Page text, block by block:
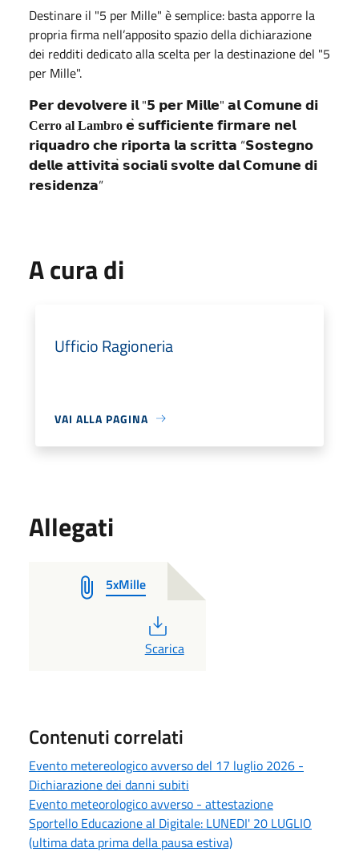
Destinare il "5 per Mille" è semplice: basta apporre la
propria firma nell’apposito spazio della dichiarazione
dei redditi dedicato alla scelta per la destinazione del "5
per Mille".
𝗣𝗲𝗿 𝗱𝗲𝘃𝗼𝗹𝘃𝗲𝗿𝗲 𝗶𝗹"𝟱 𝗽𝗲𝗿 𝗠𝗶𝗹𝗹𝗲" 𝗮𝗹 𝗖𝗼𝗺𝘂𝗻𝗲 𝗱𝗶
Cerro al Lambro 𝗲 𝘀𝘂𝗳𝗳𝗶𝗰𝗶𝗲𝗻𝘁𝗲 𝗳𝗶𝗿𝗺𝗮𝗿𝗲 𝗻𝗲𝗹
𝗿𝗶𝗾𝘂𝗮𝗱𝗿𝗼 𝗰𝗵𝗲 𝗿𝗶𝗽𝗼𝗿𝘁𝗮 𝗹𝗮 𝘀𝗰𝗿𝗶𝘁𝘁𝗮 “𝗦𝗼𝘀𝘁𝗲𝗴𝗻𝗼
𝗱𝗲𝗹𝗹𝗲 𝗮𝘁𝘁𝗶𝘃𝗶𝘁𝗮 𝘀𝗼𝗰𝗶𝗮𝗹𝗶 𝘀𝘃𝗼𝗹𝘁𝗲 𝗱𝗮𝗹 𝗖𝗼𝗺𝘂𝗻𝗲 𝗱𝗶
𝗿𝗲𝘀𝗶𝗱𝗲𝗻𝘇𝗮”
A cura di
Ufficio Ragioneria
VAI ALLA PAGINA
Allegati
5xMille
PDF
Scarica
Contenuti correlati
Evento metereologico avverso del 17 luglio 2026 -
Dichiarazione dei danni subiti
Evento meteorologico avverso - attestazione
Sportello Educazione al Digitale: LUNEDI' 20 LUGLIO
(ultima data prima della pausa estiva)